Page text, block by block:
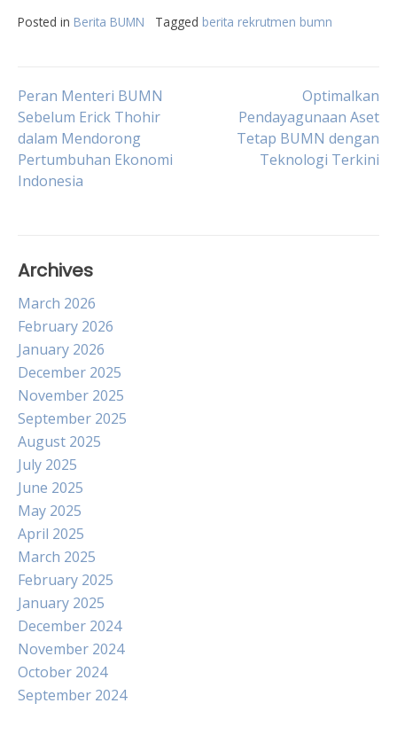
Posted in Berita BUMN Tagged berita rekrutmen bumn
Post
navigation
Peran Menteri BUMN
Sebelum Erick Thohir
dalam Mendorong
Pertumbuhan Ekonomi
Indonesia
Optimalkan
Pendayagunaan Aset
Tetap BUMN dengan
Teknologi Terkini
Archives
March 2026
February 2026
January 2026
December 2025
November 2025
September 2025
August 2025
July 2025
June 2025
May 2025
April 2025
March 2025
February 2025
January 2025
December 2024
November 2024
October 2024
September 2024